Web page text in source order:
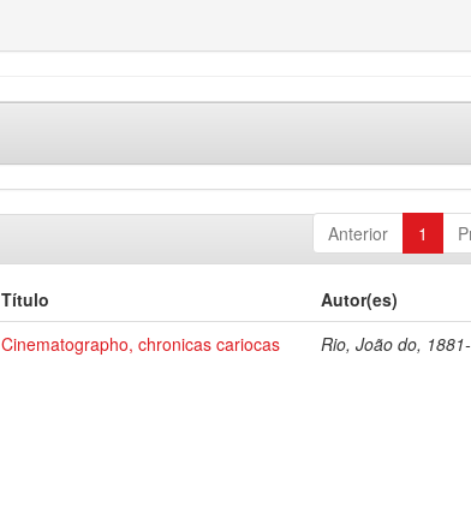
Anterior 1
Título
Autor(es)
Cinematographo, chronicas cariocas Rio, João do,